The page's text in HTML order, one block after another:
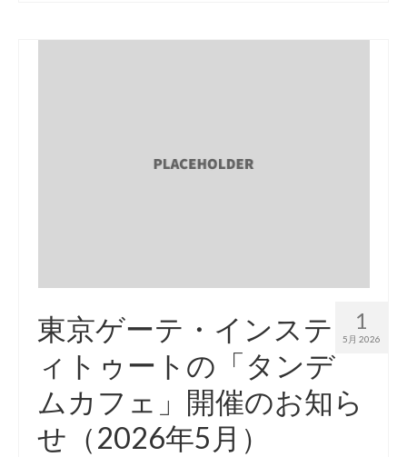
短期海外研修先一覧
海外研修先の探し方
その他の留学
奨学金
履修者の声
1
5月 2026
東京ゲーテ・インステ
ィトゥートの「タンデ
ムカフェ」開催のお知ら
せ（2026年5月）